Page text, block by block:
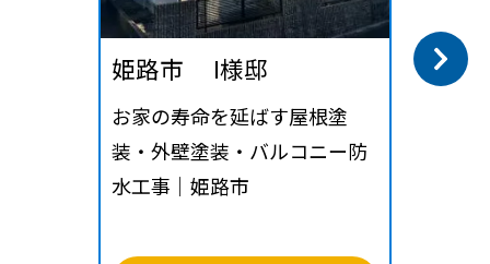
姫路市 I様邸
お家の寿命を延ばす屋根塗
装・外壁塗装・バルコニー防
水工事｜姫路市